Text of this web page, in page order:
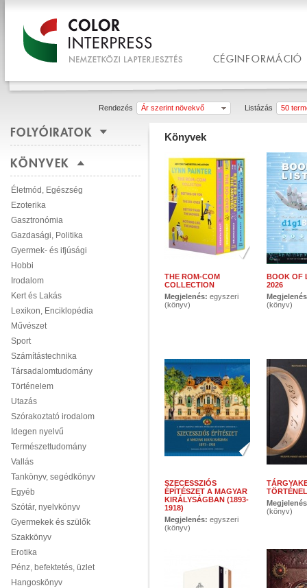
CÉGINFORMÁCIÓ
Listázás 50
Rendezés Ár szerint növekvő
FOLYÓIRATOK
KÖNYVEK
Életmód, Egészség
Ezoterika
Gasztronómia
Gazdasági, Politika
Gyermek- és ifjúsági
Hobbi
Irodalom
Kert és Lakás
Lexikon, Enciklopédia
Művészet
Sport
Számítástechnika
Társadalomtudomány
Történelem
Utazás
Szórakoztató irodalom
Idegen nyelvű
Természettudomány
Vallás
Tankönyv, segédkönyv
Egyéb
Szótár, nyelvkönyv
Gyermekek és szülők
Szakkönyv
Erotika
Pénz, befektetés, üzlet
Hangoskönyv
Könyvek
THE ROM-COM
COLLECTION
Megjelenés: egyszeri
(könyv)
BOOK OF
2026
(könyv)
SZECESSZIÓS
ÉPÍTÉSZET A MAGYAR
KIRÁLYSÁGBAN (1893-
1918)
Megjelenés: egyszeri
(könyv)
(könyv)